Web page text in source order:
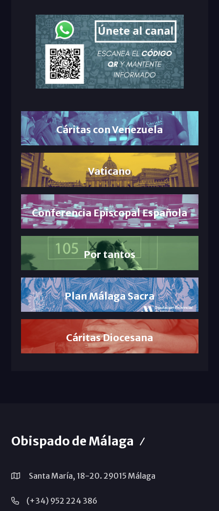
Cáritas con Venezuela
Vaticano
Conferencia Episcopal Española
Por tantos
Plan Málaga Sacra
Cáritas Diocesana
Obispado de Málaga
Santa María, 18-20. 29015 Málaga
(+34) 952 224 386